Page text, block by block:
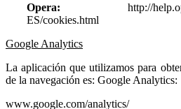
Opera: http://
ES/cookies.html
Google Analytics
La aplicación que utilizamos para
de la navegación es: Google Analytics: